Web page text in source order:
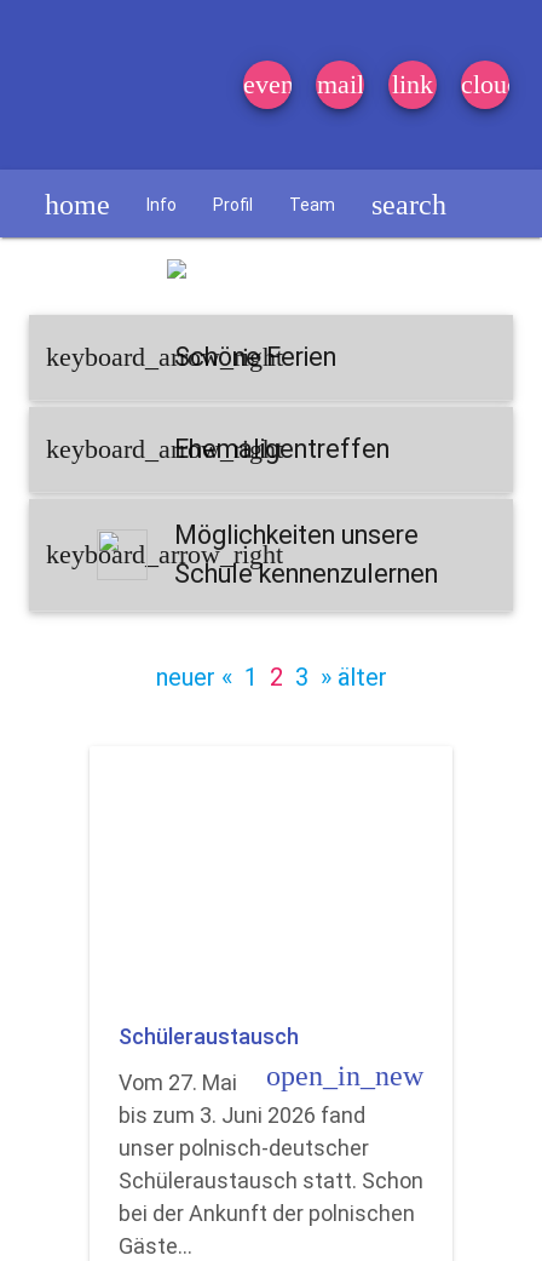
event_note
mail link cloud
home Info Profil Team search
keyboard_arrow_right
Schöne Ferien
keyboard_arrow_rightEhemaligentreffen
keyboard_arrow_right
Möglichkeiten unsere
Schule kennenzulernen
neuer « 1 2 3 » älter
Schüleraustausch
open_in_new
Vom 27. Mai
bis zum 3. Juni 2026 fand
unser polnisch-deutscher
Schüleraustausch statt. Schon
bei der Ankunft der polnischen
Gäste…